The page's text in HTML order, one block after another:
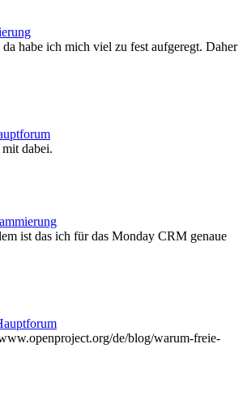
habe ich mich viel zu fest aufgeregt. Daher
dabei.
ist das ich für das Monday CRM genaue
de/blog/warum-freie-